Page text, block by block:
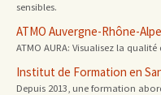
sensibles.
ATMO Auvergne-Rhône-
ATMO AURA: Visualisez la
Institut de Formation en
Depuis 2013, une formation